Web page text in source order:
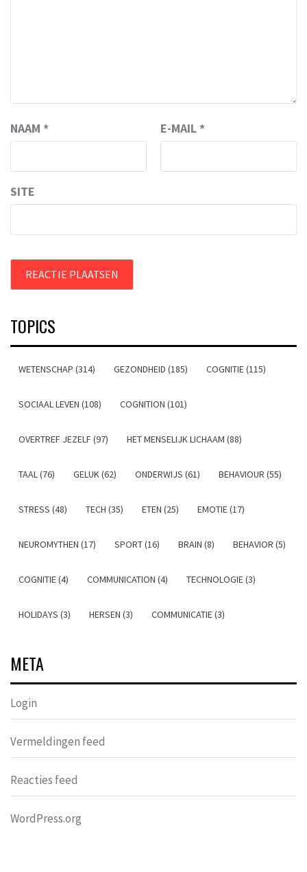
NAAM * E-MAIL *
SITE
TOPICS
WETENSCHAP (314) GEZONDHEID (185) COGNITIE (115)
SOCIAAL LEVEN (108) COGNITION (101)
OVERTREF JEZELF (97) HET MENSELIJK LICHAAM (88)
TAAL (76) GELUK (62) ONDERWIJS (61) BEHAVIOUR (55)
STRESS (48) TECH (35) ETEN (25) EMOTIE (17)
NEUROMYTHEN (17) SPORT (16) BRAIN (8) BEHAVIOR (5)
COGNITIE (4) COMMUNICATION (4) TECHNOLOGIE (3)
HOLIDAYS (3) HERSEN (3) COMMUNICATIE (3)
META
Login
Vermeldingen feed
Reacties feed
WordPress.org